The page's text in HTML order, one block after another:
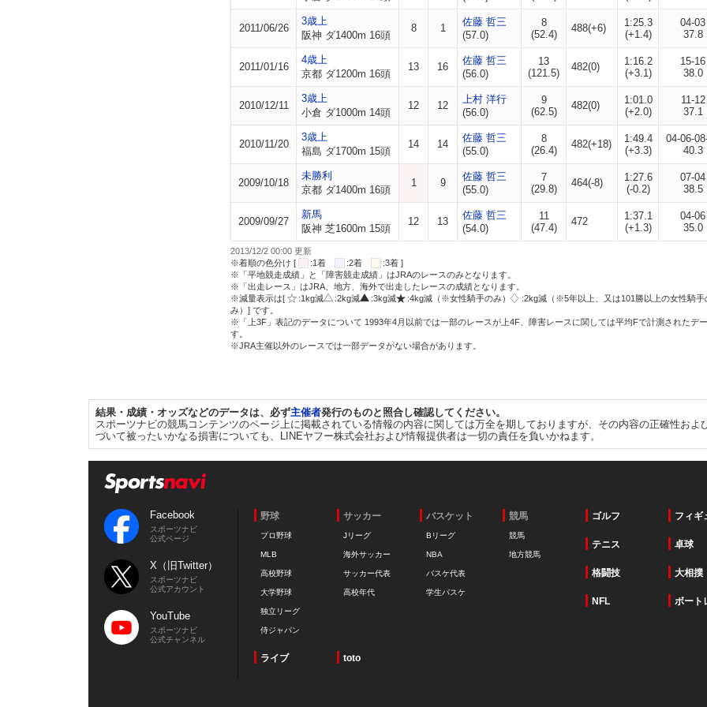
2011/06/26
3歳上
阪神 ダ1400m 16頭
8 1
佐藤 哲三
(57.0)
8
(52.4)
488(+6)
1:25.3
(+1.4)
04-03
37.8
2011/01/16
4歳上
京都 ダ1200m 16頭
13 16
佐藤 哲三
(56.0)
13
(121.5)
482(0)
1:16.2
(+3.1)
15-16
38.0
2010/12/11
3歳上
小倉 ダ1000m 14頭
12 12
上村 洋行
(56.0)
9
(62.5)
482(0)
1:01.0
(+2.0)
11-12
37.1
2010/11/20
3歳上
福島 ダ1700m 15頭
14 14
佐藤 哲三
(55.0)
8
(26.4)
482(+18)
1:49.4
(+3.3)
04-06-
40.3
2009/10/18
未勝利
京都 ダ1400m 16頭
1 9
佐藤 哲三
(55.0)
7
(29.8)
464(-8)
1:27.6
(-0.2)
07-04
38.5
2009/09/27
新馬
阪神 芝1600m 15頭
12 13
佐藤 哲三
(54.0)
11
(47.4)
472
1:37.1
(+1.3)
04-06
35.0
2013/12/2 00:00 更新
※着順の色分け [
:1着 :2着
:3着 ]
※「平地競走成績」と「障害競走成績」はJRAのレースのみとなります。
※「出走レース」はJRA、地方、海外で出走したレースの成績となります。
※減量表示は[
:1kg減 :2kg減 :3kg減 :4kg減（※女性騎手のみ）
:2kg減（※5年以上、又は101勝以上の女性騎手
み）] です。
※「上3F」表記のデータについて 1993年4月以前では一部のレースが上4F、障害レースに関しては平均Fで計測されたデ
す。
※JRA主催以外のレースでは一部データがない場合があります。
結果・成績・オッズなどのデータは、必ず主催者発行のものと照合し確認してください。
スポーツナビの競馬コンテンツのページ上に掲載されている情報の内容に関しては万全を期しておりますが、その内容の正確性お
づいて被ったいかなる損害についても、LINEヤフー株式会社および情報提供者は一切の責任を負いかねます。
Facebook
スポーツナビ
公式ページ
X（旧Twitter）
スポーツナビ
公式アカウント
YouTube
スポーツナビ
公式チャンネル
野球
プロ野球
MLB
高校野球
大学野球
独立リーグ
侍ジャパン
サッカー
Jリーグ
海外サッカー
サッカー代表
高校年代
バスケット
Bリーグ
NBA
バスケ代表
学生バスケ
競馬
競馬
地方競馬
ゴルフ フィギ
テニス 卓球
格闘技 大相撲
NFL ボート
ライブ toto